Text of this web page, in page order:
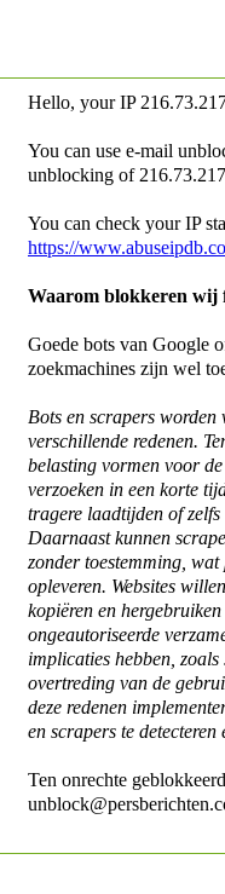
Hello, your IP
You can use e-mail
unblocking of
You can check your IP
https://
Waarom blokkeren wij
Goede bots van Google
zoekmachines zijn wel
Bots en scrapers worden
verschillende redenen.
belasting vormen voor
verzoeken in een korte
tragere laadtijden of
Daarnaast kunnen
zonder toestemming,
opleveren. Websites
kopiëren en
ongeautoriseerde
implicaties hebben,
overtreding van de
deze redenen
en scrapers te detecteren
Ten onrechte